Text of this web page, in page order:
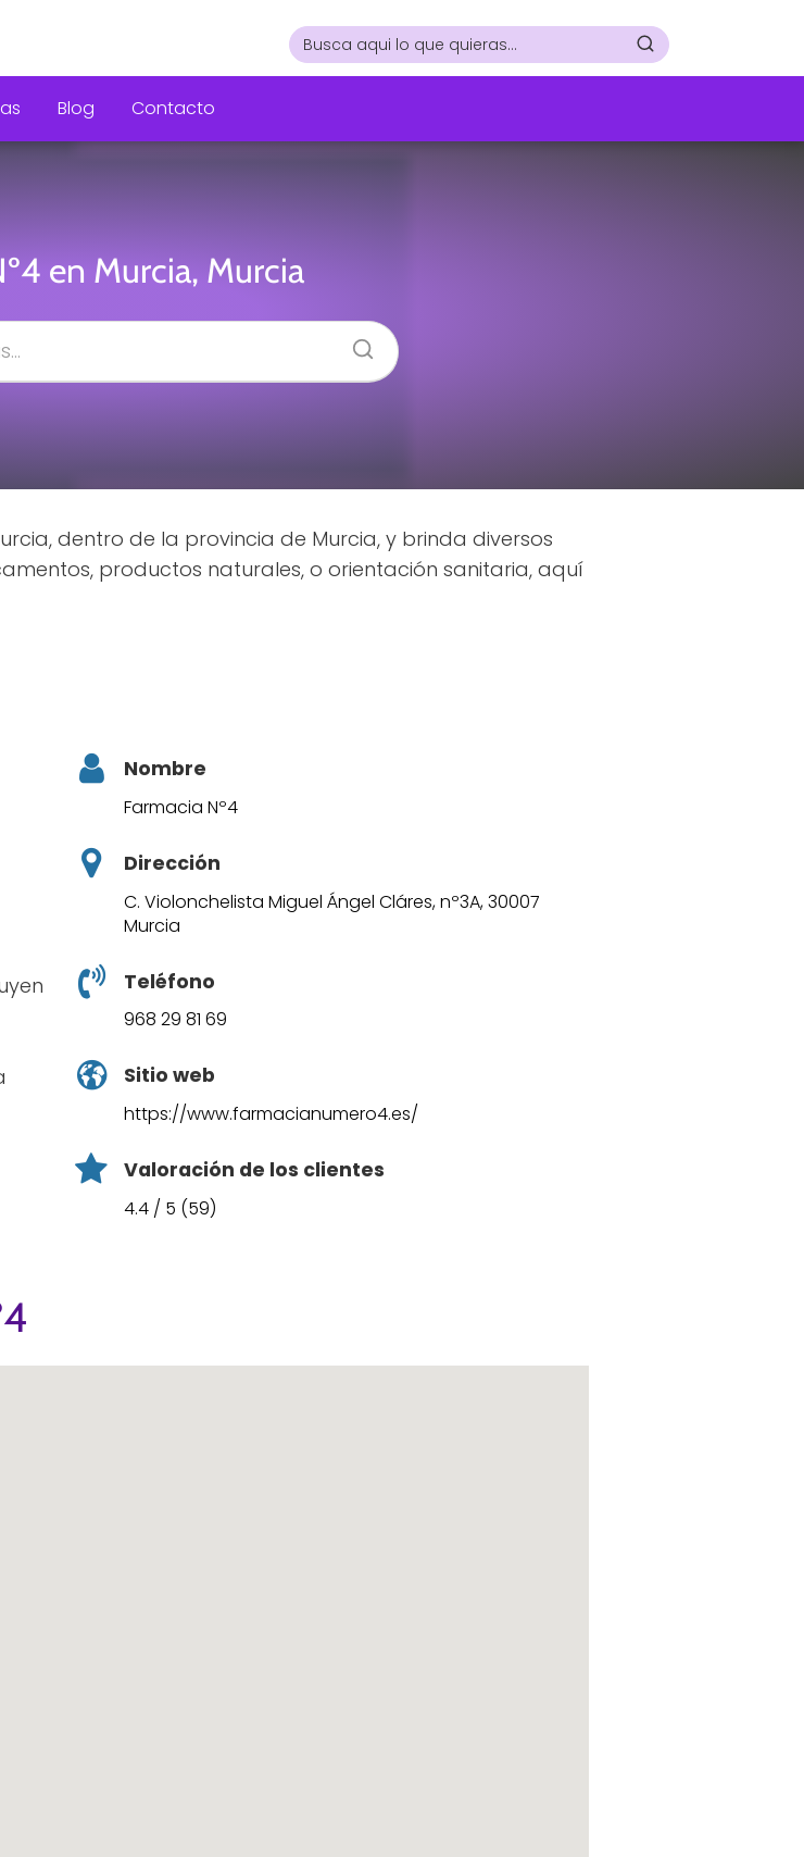
Blog Contacto
en Murcia, Murcia
dentro de la provincia de Murcia, y brinda diversos
productos naturales, o orientación sanitaria, aquí
Nombre
Farmacia Nº4
Dirección
C. Violonchelista Miguel Ángel Cláres, nº3A, 30007
Murcia
Teléfono
968 29 81 69
Sitio web
https://www.farmacianumero4.es/
Valoración de los clientes
4.4 / 5 (59)